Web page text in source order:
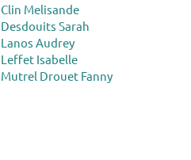
Clin Melisande
Desdouits Sarah
Lanos Audrey
Leffet Isabelle
Mutrel Drouet Fanny